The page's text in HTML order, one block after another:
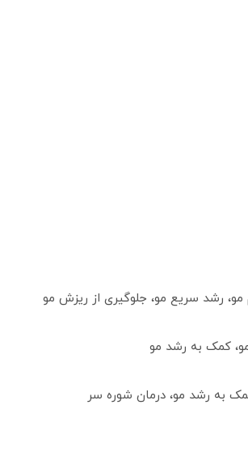
رشد سریع مو، جلوگیری از ریزش مو
کمک به رشد مو
به رشد مو، درمان شوره سر